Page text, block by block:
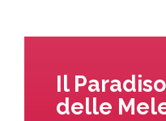
Il
delle